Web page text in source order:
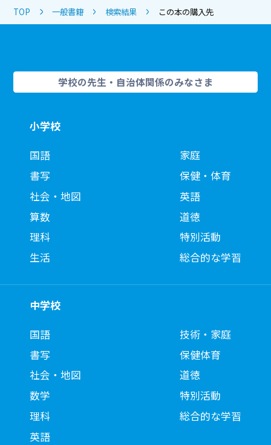
TOP 一般書籍 検索結果 この本の購入先
学校の先生・自治体関係のみなさま
小学校
国語
書写
社会・地図
算数
理科
生活
家庭
保健・体育
英語
道徳
特別活動
総合的な学習
中学校
国語
書写
社会・地図
数学
理科
英語
技術・家庭
保健体育
道徳
特別活動
総合的な学習